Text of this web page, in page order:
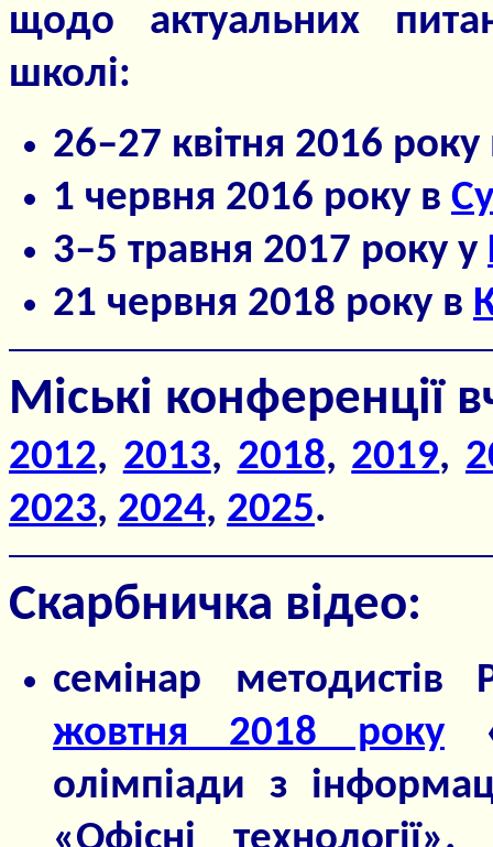
щодо актуальних
школі:
26–27 квітня 2016
1 червня 2016 року в
3–5 травня 2017 року у
21 червня 2018 року в
Міські конференції
2012, 2013, 2018, 2019,
2023, 2024, 2025.
Скарбничка відео:
семінар
жовтня 2018 року
олімпіади з